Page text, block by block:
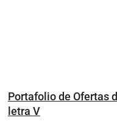
Portafolio de Ofertas
letra V